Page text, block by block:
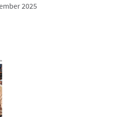
2025